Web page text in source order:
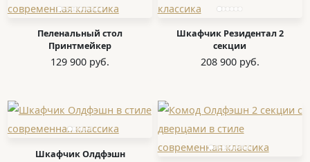
Пеленальный стол
Принтмейкер
129 900 руб.
Шкафчик Резидентал 2
секции
208 900 руб.
Шкафчик Олдфэшн